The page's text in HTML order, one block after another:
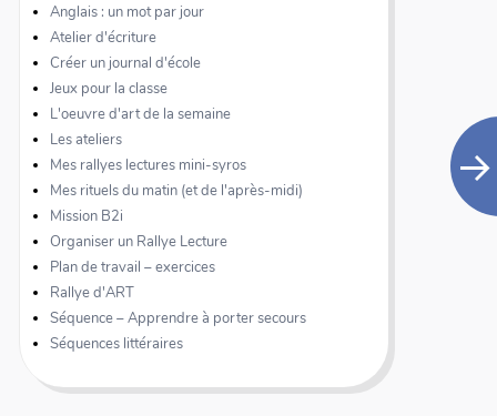
Anglais : un mot par jour
Atelier d'écriture
Créer un journal d'école
Jeux pour la classe
L'oeuvre d'art de la semaine
Les ateliers
Mes rallyes lectures mini-syros
Mes rituels du matin (et de l'après-midi)
Mission B2i
Organiser un Rallye Lecture
Plan de travail – exercices
Rallye d'ART
Séquence – Apprendre à porter secours
Séquences littéraires